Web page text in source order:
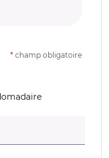
* champ obligatoire